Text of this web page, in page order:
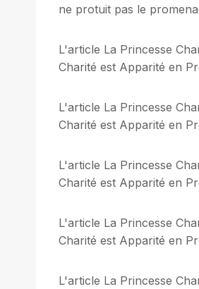
ne protuit pas le
L'article La Princesse
Charité est Apparité en
L'article La Princesse
Charité est Apparité en
L'article La Princesse
Charité est Apparité en
L'article La Princesse
Charité est Apparité en
L'article La Princesse